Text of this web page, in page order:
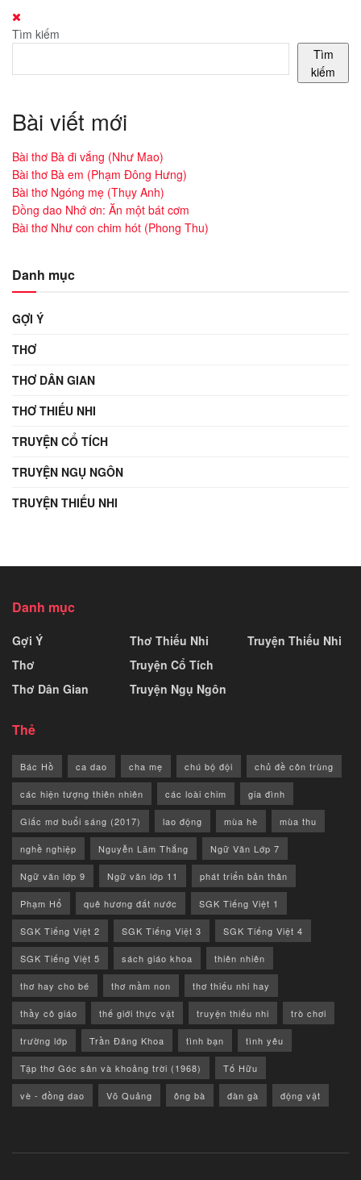
Tìm kiếm
Tìm
kiếm
Bài viết mới
Bài thơ Bà đi vắng (Như Mao)
Bài thơ Bà em (Phạm Đông Hưng)
Bài thơ Ngóng mẹ (Thụy Anh)
Đồng dao Nhớ ơn: Ăn một bát cơm
Bài thơ Như con chim hót (Phong Thu)
Danh mục
GỢI Ý
THƠ
THƠ DÂN GIAN
THƠ THIẾU NHI
TRUYỆN CỔ TÍCH
TRUYỆN NGỤ NGÔN
TRUYỆN THIẾU NHI
Danh mục
Gợi Ý
Thơ
Thơ Dân Gian
Thơ Thiếu Nhi
Truyện Cổ Tích
Truyện Ngụ Ngôn
Truyện Thiếu Nhi
Thẻ
Bác Hồ ca dao cha mẹ chú bộ đội chủ đề côn trùng
các hiện tượng thiên nhiên các loài chim gia đình
Giấc mơ buổi sáng (2017) lao động mùa hè mùa thu
nghề nghiệp Nguyễn Lãm Thắng Ngữ Văn Lớp 7
Ngữ văn lớp 9 Ngữ văn lớp 11 phát triển bản thân
Phạm Hổ quê hương đất nước SGK Tiếng Việt 1
SGK Tiếng Việt 2 SGK Tiếng Việt 3 SGK Tiếng Việt 4
SGK Tiếng Việt 5 sách giáo khoa thiên nhiên
thơ hay cho bé thơ mầm non thơ thiếu nhi hay
thầy cô giáo thế giới thực vật truyện thiếu nhi trò chơi
trường lớp Trần Đăng Khoa tình bạn tình yêu
Tập thơ Góc sân và khoảng trời (1968) Tố Hữu
vè - đồng dao Võ Quảng ông bà đàn gà động vật